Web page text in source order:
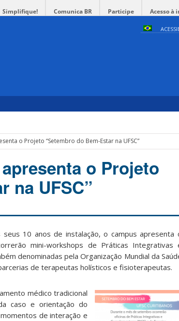
Simplifique! Comunica BR Participe Acesso à
o Projeto “Setembro do Bem-Estar na UFSC”
o Projeto
na UFSC”
10 anos de instalação, o campus apresenta
mini-workshops de Práticas Integrativas
denominadas pela Organização Mundial da
de terapeutas holísticos e fisioterapeutas.
médico tradicional
caso e orientação do
de interação e